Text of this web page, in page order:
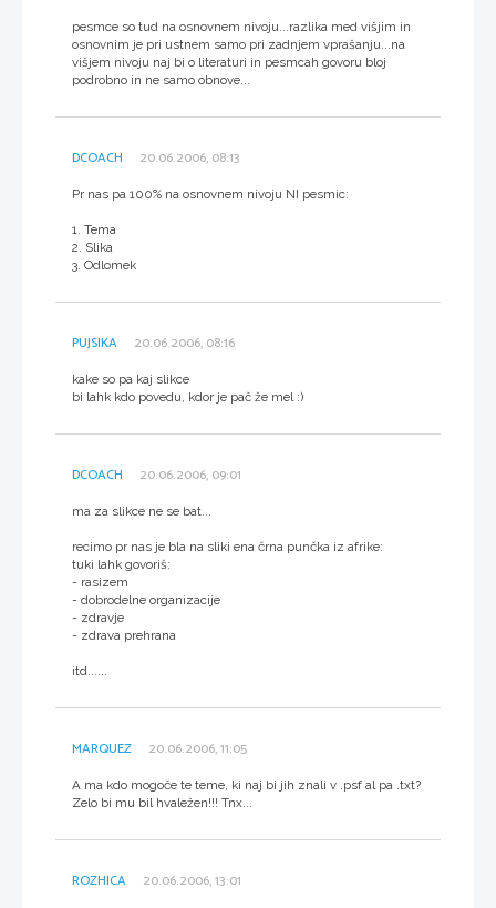
pesmce so tud na osnovnem nivoju...razlika med višjim in
osnovnim je pri ustnem samo pri zadnjem vprašanju...na
višjem nivoju naj bi o literaturi in pesmcah govoru bloj
podrobno in ne samo obnove...
DCOACH 20.06.2006, 08:13
Pr nas pa 100% na osnovnem nivoju NI pesmic:
1. Tema
2. Slika
3. Odlomek
PUJSIKA 20.06.2006, 08:16
kake so pa kaj slikce
bi lahk kdo povedu, kdor je pač že mel :)
DCOACH 20.06.2006, 09:01
ma za slikce ne se bat...
recimo pr nas je bla na sliki ena črna punčka iz afrike:
tuki lahk govoriš:
- rasizem
- dobrodelne organizacije
- zdravje
- zdrava prehrana
itd......
MARQUEZ 20.06.2006, 11:05
A ma kdo mogoče te teme, ki naj bi jih znali v .psf al pa .txt?
Zelo bi mu bil hvaležen!!! Tnx...
ROZHICA 20.06.2006, 13:01